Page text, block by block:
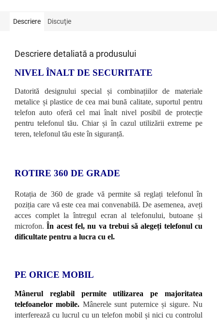
Descriere Discuţie
Descriere detaliată a produsului
NIVEL ÎNALT DE SECURITATE
Datorită designului special și combinațiilor de materiale
metalice și plastice de cea mai bună calitate, suportul pentru
telefon auto oferă cel mai înalt nivel posibil de protecție
pentru telefonul tău. Chiar și în cazul utilizării extreme pe
teren, telefonul tău este în siguranță.
ROTIRE 360 DE GRADE
Rotația de 360 ​​de grade vă permite să reglați telefonul în
poziția care vă este cea mai convenabilă. De asemenea, aveți
acces complet la întregul ecran al telefonului, butoane și
microfon.În acest fel, nu va trebui să alegeți telefonul cu
dificultate pentru a lucra cu el.
PE ORICE MOBIL
Mânerul reglabil permite utilizarea pe majoritatea
telefoanelor mobile. Mânerele sunt puternice și sigure. Nu
interferează cu lucrul cu un telefon mobil și nici cu controlul